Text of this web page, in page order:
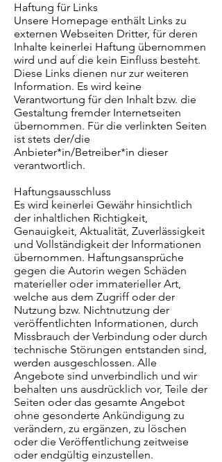
Haftung für Links
Unsere Homepage enthält Links zu
externen Webseiten Dritter, für deren
Inhalte keinerlei Haftung übernommen
wird und auf die kein Einfluss besteht.
Diese Links dienen nur zur weiteren
Information. Es wird keine
Verantwortung für den Inhalt bzw. die
Gestaltung fremder Internetseiten
übernommen. Für die verlinkten Seiten
ist stets der/die
Anbieter*in/Betreiber*in dieser
verantwortlich.
Haftungsausschluss
Es wird keinerlei Gewähr hinsichtlich
der inhaltlichen Richtigkeit,
Genauigkeit, Aktualität, Zuverlässigkeit
und Vollständigkeit der Informationen
übernommen. Haftungsansprüche
gegen die Autorin wegen Schäden
materieller oder immaterieller Art,
welche aus dem Zugriff oder der
Nutzung bzw. Nichtnutzung der
veröffentlichten Informationen, durch
Missbrauch der Verbindung oder durch
technische Störungen entstanden sind,
werden ausgeschlossen. Alle
Angebote sind unverbindlich und wir
behalten uns ausdrücklich vor, Teile der
Seiten oder das gesamte Angebot
ohne gesonderte Ankündigung zu
verändern, zu ergänzen, zu löschen
oder die Veröffentlichung zeitweise
oder endgültig einzustellen.